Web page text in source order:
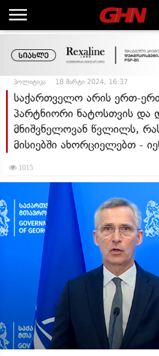
პოლიტიკა 18 მარტი 2024, 16:37
საქართველო არის ერთ-
პარტნიორი ნატოსთვის და
მნიშვნელოვან წვლილს,
მისიებში ახორციელებთ -
1015